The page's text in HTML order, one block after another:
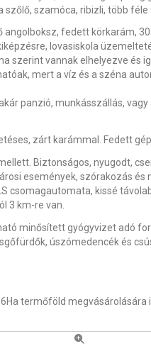
szamóca, ribizli, több
fedett körkarám,
lovasiskola
vannak elhelyezve és
mert a víz és a széna
panzió, munkásszállás,
zárt karámmal. Fedett
Biztonságos, nyugodt,
események, szórakozás
csomagautomata, kissé
3 km-re van.
minősített gyógyvizet adó
úszómedencék és
termőföld megvásárolására